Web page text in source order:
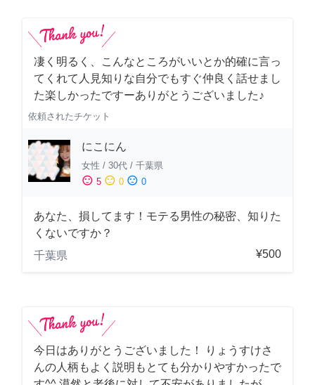
凄く明るく、こんなところがいいとか的確に言っ
てくれて人見知りな自分でもすぐ仲良く話せまし
た楽しかったですーありがとうございました♪
依頼されたチケット
にこにん
女性 / 30代 / 千葉県
sentiment_satisfied 5 sentiment_neutral 0 sentiment_dissatisfied 0
あなた、損してます！モテる男性の秘密、知りた
くないですか？
千葉県
¥500
今日はありがとうございました！ りょうすけさ
んの人柄もよく説明もとても分かりやすかったで